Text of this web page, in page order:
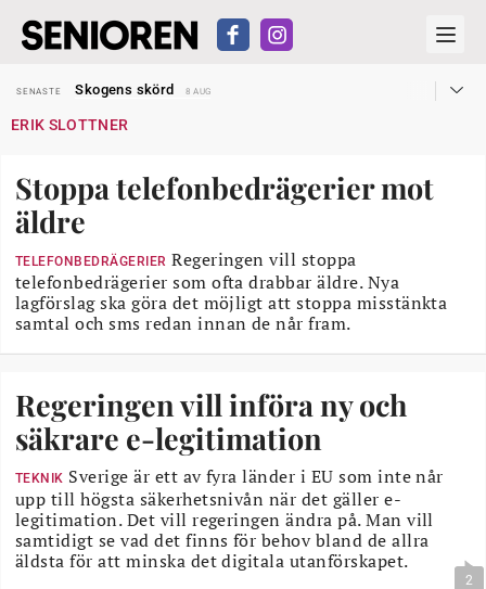
SENASTE
Skogens skörd
8 AUG
SENASTE
Reform för äldre kan bli slag i luften
SENASTE
Snart kan telefonförsäljning förbjudas i Sverige
29 JUL
SENASTE
Hyror rusar ifrån äldres bostadstillägg
28 JUL
SENASTE
Skogens skörd
ERIK SLOTTNER
Stoppa telefonbedrägerier mot
äldre
TELEFONBEDRÄGERIER Regeringen vill stoppa
telefonbedrägerier som ofta drabbar äldre. Nya
lagförslag ska göra det möjligt att stoppa misstänkta
samtal och sms redan innan de når fram.
Regeringen vill införa ny och
säkrare e-legitimation
TEKNIK Sverige är ett av fyra länder i EU som inte når
upp till högsta säkerhetsnivån när det gäller e-
legitimation. Det vill regeringen ändra på. Man vill
samtidigt se vad det finns för behov bland de allra
äldsta för att minska det digitala utanförskapet.
2